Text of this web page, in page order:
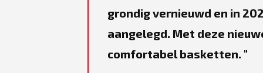
grondig vernieuwd en in
aangelegd. Met deze
comfortabel basketten.